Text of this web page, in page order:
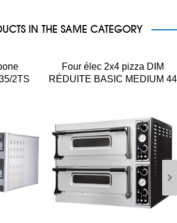
IN THE SAME CATEGORY
2TS
Four élec 2x4 pizza DIM
RÉDUITE BASIC MEDIUM 44